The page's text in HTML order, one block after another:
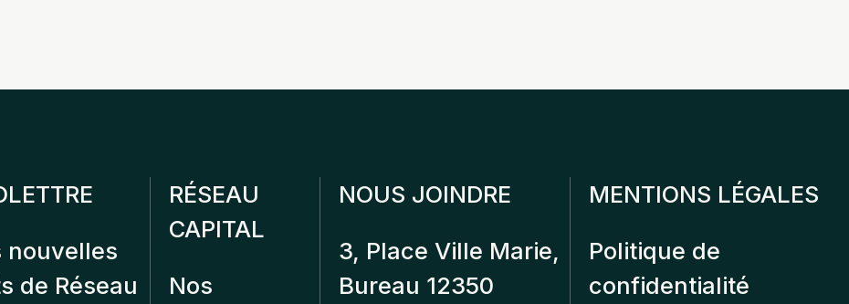
nouvelles
de Réseau
RÉSEAU
CAPITAL
Nos
NOUS JOINDRE
3, Place Ville Marie,
Bureau 12350
MENTIONS LÉGALES
Politique de
confidentialité